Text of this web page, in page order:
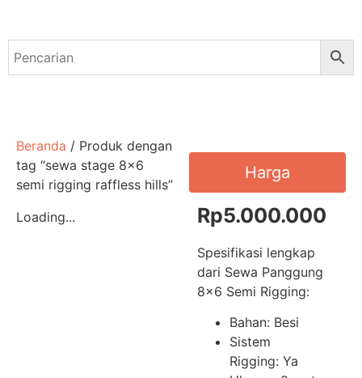
Beranda / Produk dengan
tag “sewa stage 8x6
semi rigging raffless hills”
Loading...
Harga
Rp5.000.000
Spesifikasi lengkap
dari Sewa Panggung
8×6 Semi Rigging:
Bahan: Besi
Sistem
Rigging: Ya